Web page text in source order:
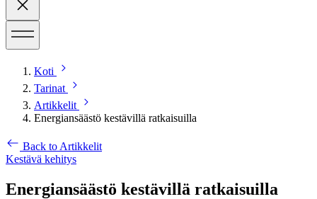
Koti
Tarinat
Artikkelit
Energiansäästö kestävillä ratkaisuilla
Back to Artikkelit
Kestävä kehitys
Energiansäästö kestävillä ratkaisuilla